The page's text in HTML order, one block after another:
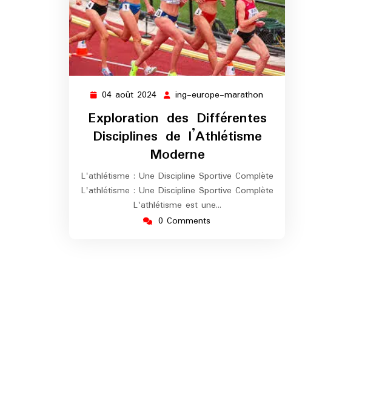
04 août 2024 04
août
2024
ing-europe-marathon
marathon
Exploration des Différentes
Disciplines de l’Athlétisme
Moderne
L'athlétisme : Une Discipline Sportive Complète
L'athlétisme : Une Discipline Sportive Complète
L'athlétisme est une…
0 Comments